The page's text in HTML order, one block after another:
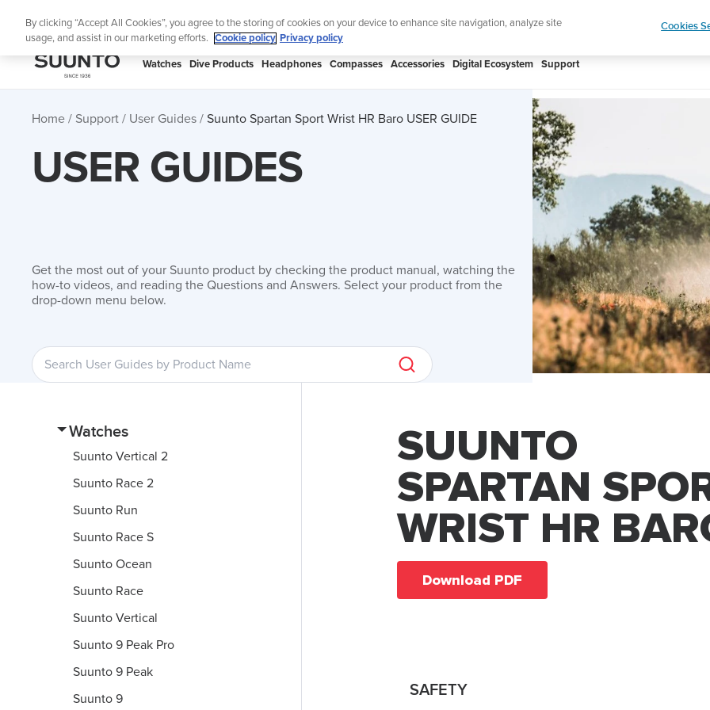
Lightweight sports watch designed for runners Shop
SUUNTO
Watches Dive Products Headphones Compasses Accessories Digital Ecosystem Support
Home Support User Guides Suunto Spartan Sport Wrist HR Baro USER GUIDE
USER GUIDES
Get the most out of your Suunto product by checking the product manual, watching the
how-to videos, and reading the Questions and Answers. Select your product from the
drop-down menu below.
Watches
Suunto Vertical 2
Suunto Race 2
Suunto Run
Suunto Race S
Suunto Ocean
Suunto Race
Suunto Vertical
Suunto 9 Peak Pro
Suunto 9 Peak
Suunto 9
SUUNTO
SPARTAN
WRIST HR
Download PDF
SAFETY
By clicking “Accept All Cookies”, you agree to the storing of cookies on your device to enhance site navigation, analyze site
usage, and assist in our marketing efforts.
Cookie policy Privacy policy
Cookies